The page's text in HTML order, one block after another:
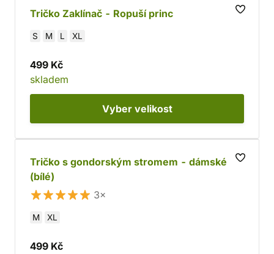
Tričko Zaklínač - Ropuší princ
S M L XL
499 Kč
skladem
Vyber velikost
Tričko s gondorským stromem - dámské
(bílé)
3×
M XL
499 Kč